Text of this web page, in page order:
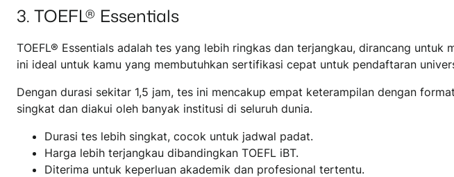
3. TOEFL® Essentials
TOEFL® Essentials adalah tes yang lebih ringkas dan terjangkau, dirancang
ini ideal untuk kamu yang membutuhkan sertifikasi cepat untuk pendaftaran
Dengan durasi sekitar 1,5 jam, tes ini mencakup empat keterampilan dengan
singkat dan diakui oleh banyak institusi di seluruh dunia.
Durasi tes lebih singkat, cocok untuk jadwal padat.
Harga lebih terjangkau dibandingkan TOEFL iBT.
Diterima untuk keperluan akademik dan profesional tertentu.